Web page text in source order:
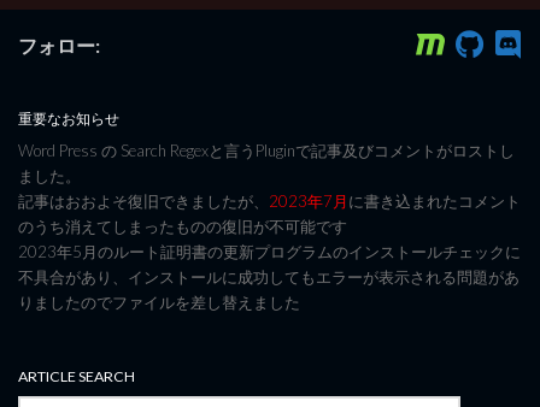
フォロー:
重要なお知らせ
Word Press の Search Regexと言うPluginで記事及びコメントがロストし
ました。
記事はおおよそ復旧できましたが、 2023年7月に書き込まれたコメント
のうち消えてしまったものの復旧が不可能です
2023年5月のルート証明書の更新プログラムのインストールチェックに
不具合があり、インストールに成功してもエラーが表示される問題があ
りましたのでファイルを差し替えました
ARTICLE SEARCH